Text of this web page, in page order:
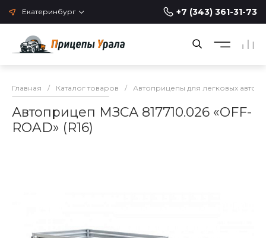
Екатеринбург +7 (343) 361-31-73
Главная / Каталог товаров / Автоприцепы для легковых
Автоприцеп МЗСА 817710.026 «OFF-
ROAD» (R16)